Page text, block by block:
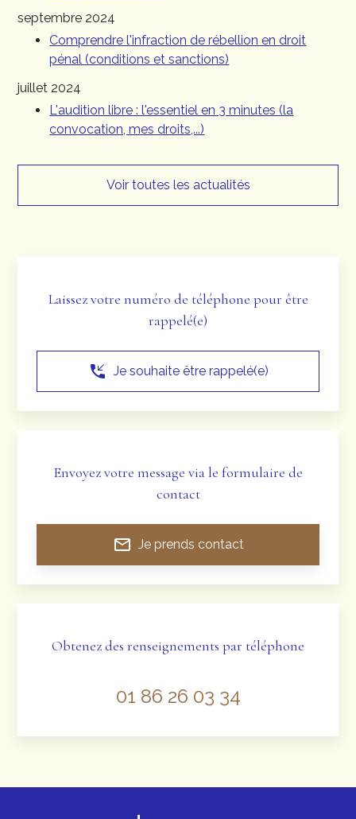
septembre 2024
Comprendre l'infraction de rébellion en droit
pénal (conditions et sanctions)
juillet 2024
L'audition libre : l'essentiel en 3 minutes (la
convocation, mes droits,...)
Voir toutes les actualités
Laissez votre numéro de téléphone pour être
rappelé(e)
phone_callback Je souhaite être rappelé(e)
Envoyez votre message via le formulaire de
contact
mail_outline Je prends contact
Obtenez des renseignements par téléphone
01 86 26 03 34